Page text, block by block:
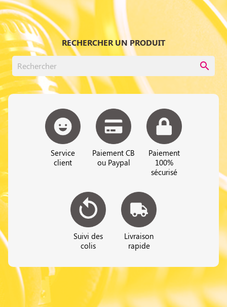
RECHERCHER UN PRODUIT
search
Service
client
Paiement CB
ou Paypal
Paiement
100%
sécurisé
Suivi des
colis
Livraison
rapide